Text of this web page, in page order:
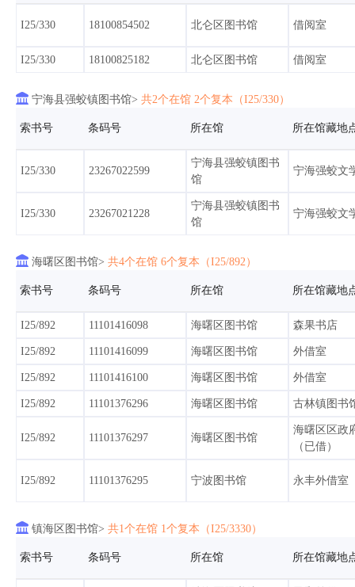
I25/10566 90105461430 宁波图书馆 少儿馆自助
I25/10566 90105529903 宁波图书馆 永丰外借室
I25/10566 90105529904 宁波图书馆
宁波图书馆
I25/10566 90105525684 宁波图书馆 永丰外借室
I25/10566 90105525535 宁波图书馆
I25/10566 90105518402 宁波图书馆 永丰外借室
I25/330 18100854502 北仑区图书馆 借阅室
I25/330 18100825182 北仑区图书馆 借阅室
 宁海县强蛟镇图书馆> 共2个在馆 2个复本（I25/330）
索书号 条码号 所在馆 所在馆藏地
I25/330 23267022599
宁海县强蛟镇图书
馆
宁海强蛟文
I25/330 23267021228
宁海县强蛟镇图书
馆
宁海强蛟文
 海曙区图书馆> 共4个在馆 6个复本（I25/892）
索书号 条码号 所在馆 所在馆藏地
I25/892 11101416098 海曙区图书馆 森果书店
I25/892 11101416099 海曙区图书馆 外借室
I25/892 11101416100 海曙区图书馆 外借室
I25/892 11101376296 海曙区图书馆 古林镇图书
I25/892 11101376297 海曙区图书馆
海曙区区政
（已借）
I25/892 11101376295 宁波图书馆 永丰外借室
 镇海区图书馆> 共1个在馆 1个复本（I25/3330）
索书号 条码号 所在馆 所在馆藏地